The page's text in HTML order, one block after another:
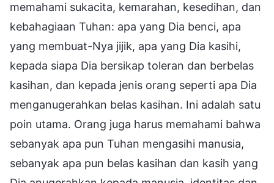
memahami sukacita, kemarahan, kesedihan, dan
kebahagiaan Tuhan: apa yang Dia benci, apa
yang membuat-Nya jijik, apa yang Dia kasihi,
kepada siapa Dia bersikap toleran dan berbelas
kasihan, dan kepada jenis orang seperti apa Dia
menganugerahkan belas kasihan. Ini adalah satu
poin utama. Orang juga harus memahami bahwa
sebanyak apa pun Tuhan mengasihi manusia,
sebanyak apa pun belas kasihan dan kasih yang